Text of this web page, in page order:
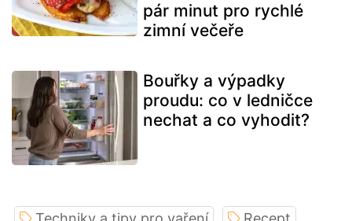
pár minut pro rychlé
zimní večeře
Bouřky a výpadky
proudu: co v ledničce
nechat a co vyhodit?